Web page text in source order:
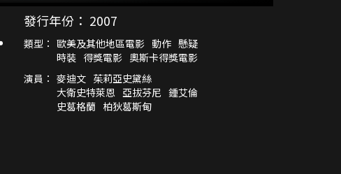
發行年份： 2007
類型： 歐美及其他地區電影 動作 懸疑
時裝 得獎電影 奧斯卡得獎電影
演員： 麥迪文 茱莉亞史黛絲
大衛史特萊恩 亞拔芬尼 鍾艾倫
史葛格蘭 柏狄葛斯甸